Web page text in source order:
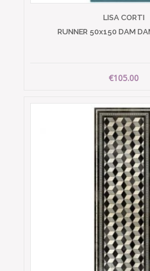
LISA CORTI
RUNNER 50x150 DAM
€105.00